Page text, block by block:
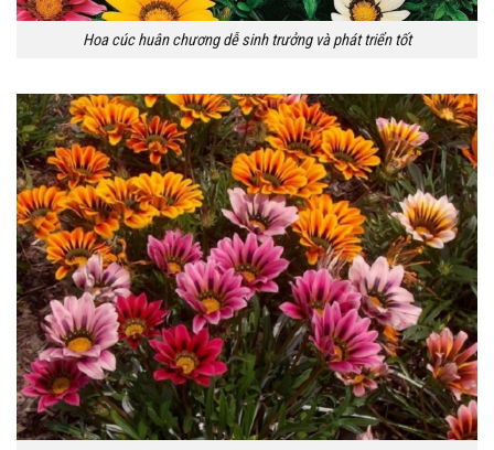
Hoa cúc huân chương dễ sinh trưởng và phát triển tốt